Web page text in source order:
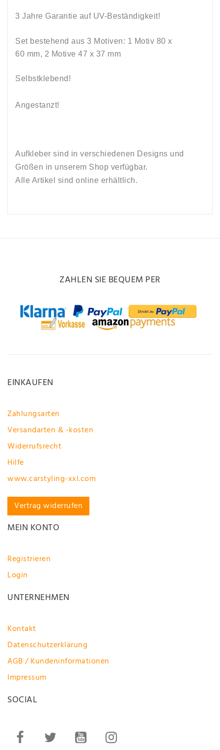
3 Jahre Garantie auf UV-Beständigkeit!
Set bestehend aus 3 Motiven: 1 Motiv 80 x
60 mm, 2 Motive 47 x 37 mm
Selbstklebend!
Angestanzt!
Aufkleber sind in verschiedenen Designs und
Größen in unserem Shop verfügbar.
Alle Artikel sind online erhältlich.
ZAHLEN SIE BEQUEM PER
EINKAUFEN
Zahlungsarten
Versandarten & -kosten
Widerrufsrecht
Hilfe
www.carstyling-xxl.com
Vertrag widerrufen
MEIN KONTO
Registrieren
Login
UNTERNEHMEN
Kontakt
Datenschutzerklärung
AGB / Kundeninformationen
Impressum
SOCIAL